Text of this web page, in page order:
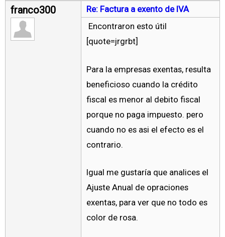
franco300
Re: Factura a exento de IVA
Encontraron esto útil
[quote=jrgrbt]
Para la empresas exentas, resulta
beneficioso cuando la crédito
fiscal es menor al debito fiscal
porque no paga impuesto. pero
cuando no es asi el efecto es el
contrario.
Igual me gustaría que analices el
Ajuste Anual de opraciones
exentas, para ver que no todo es
color de rosa.